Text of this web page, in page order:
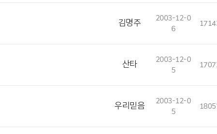
김명주
2003-12-0
6
산타
2003-12-0
5
우리믿음
2003-12-0
5